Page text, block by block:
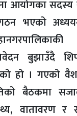
आयोगका सदस्य
भएको
बुझाउँदै
हो । गएको
बैठकमा
वातावरण र